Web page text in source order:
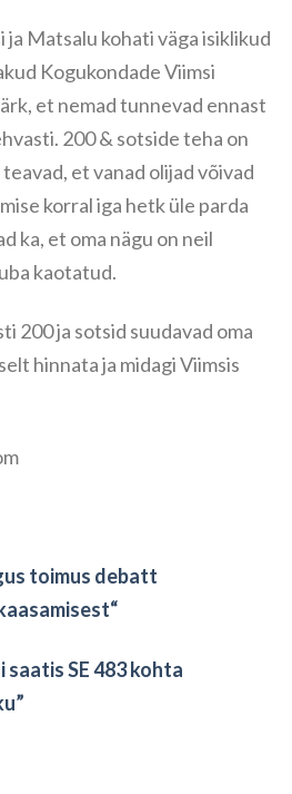
ja Matsalu kohati väga isiklikud
Kogukondade Viimsi
et nemad tunnevad ennast
200 & sotside teha on
et vanad olijad võivad
korral iga hetk üle parda
ka, et oma nägu on neil
kaotatud.
200 ja sotsid suudavad oma
hinnata ja midagi Viimsis
toimus debatt
SE 483 kohta